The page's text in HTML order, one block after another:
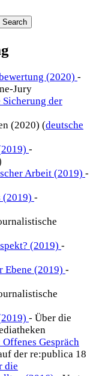
(2020) -
Jury
der
(2020) (deutsche
-
Arbeit (2019) -
(2019) -
(2019) -
Ebene (2019) -
- Über die
Gespräch
der re:publica 18
die